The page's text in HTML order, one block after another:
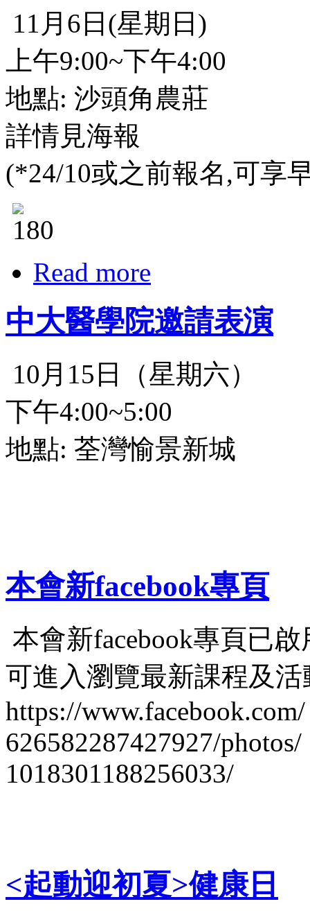
11月6日(星期日)
上午9:00~下午4:00
地點: 沙頭角農莊
詳情見海報
(*24/10或之前報名,可享
Read more
中大醫學院邀請表演
10月15日（星期六）
下午4:00~5:00
地點: 荃灣愉景新城
本會新facebook專頁
本會新facebook專頁已啟
可進入瀏覽最新課程及活
https://www.facebook.com/
626582287427927/photos/
1018301188256033/
<起動迎初夏>健康日